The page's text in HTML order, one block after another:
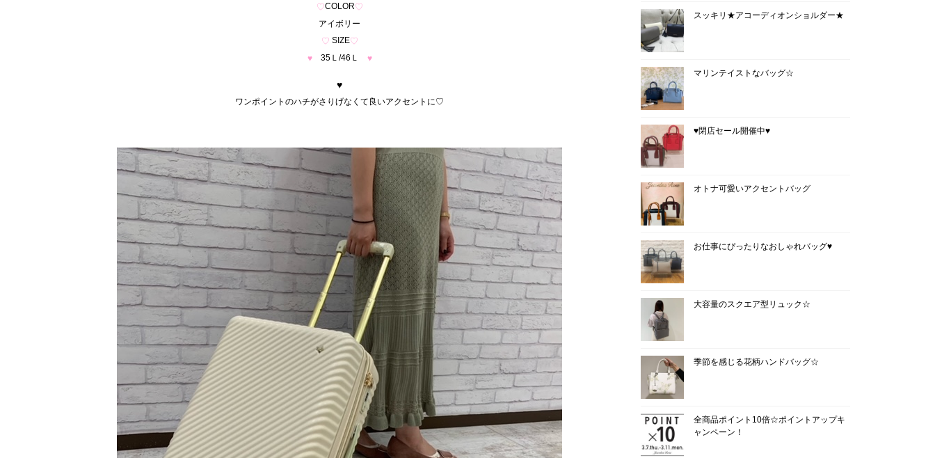
♡COLOR♡
アイボリー
♡ SIZE♡
♥35Ｌ/46Ｌ ♥
♥
ワンポイントのハチがさりげなくて良いアクセントに♡
スッキリ★アコーディオンショルダー★
マリンテイストなバッグ☆
♥閉店セール開催中♥
オトナ可愛いアクセントバッグ
お仕事にぴったりなおしゃれバッグ♥
大容量のスクエア型リュック☆
季節を感じる花柄ハンドバッグ☆
全商品ポイント10倍☆ポイントアップキ
ャンペーン！